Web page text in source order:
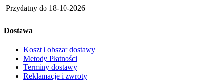
Przydatny do 18-10-2026
Dostawa
Koszt i obszar dostawy
Metody Płatności
Terminy dostawy
Reklamacje i zwroty